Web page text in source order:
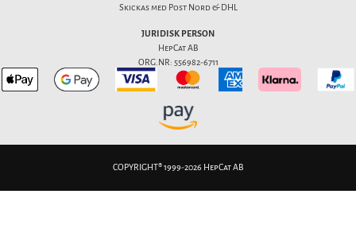
Skickas med Post Nord & DHL
JURIDISK PERSON
HepCat AB
ORG.NR: 556982-6711
COPYRIGHT® 1999-2026 HepCat AB